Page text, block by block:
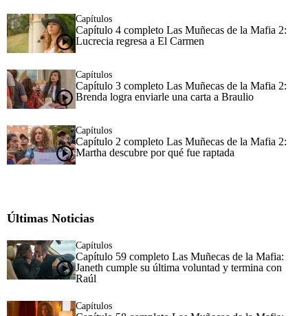
Capítulos
Capítulo 4 completo Las Muñecas de la Mafia 2:
Lucrecia regresa a El Carmen
Capítulos
Capítulo 3 completo Las Muñecas de la Mafia 2:
Brenda logra enviarle una carta a Braulio
Capítulos
Capítulo 2 completo Las Muñecas de la Mafia 2:
Martha descubre por qué fue raptada
Últimas Noticias
Capítulos
Capítulo 59 completo Las Muñecas de la Mafia:
Janeth cumple su última voluntad y termina con
Raúl
Capítulos